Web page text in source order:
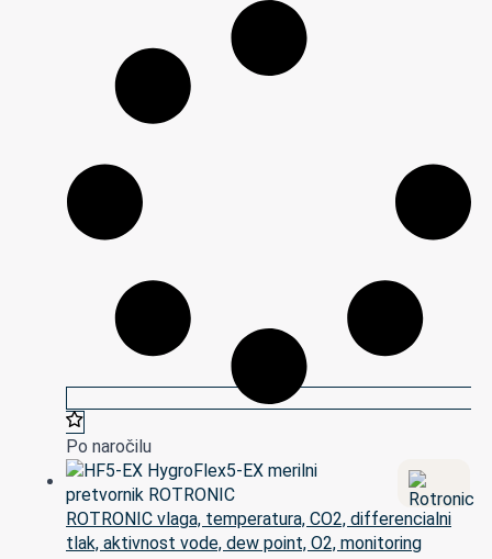
Po naročilu
ROTRONIC vlaga, temperatura, CO2, differencialni
tlak, aktivnost vode, dew point, O2, monitoring